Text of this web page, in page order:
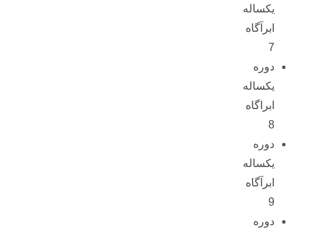
یکساله
ابرآگاه
7
دوره
یکساله
ابراگاه
8
دوره
یکساله
ابرآگاه
9
دوره